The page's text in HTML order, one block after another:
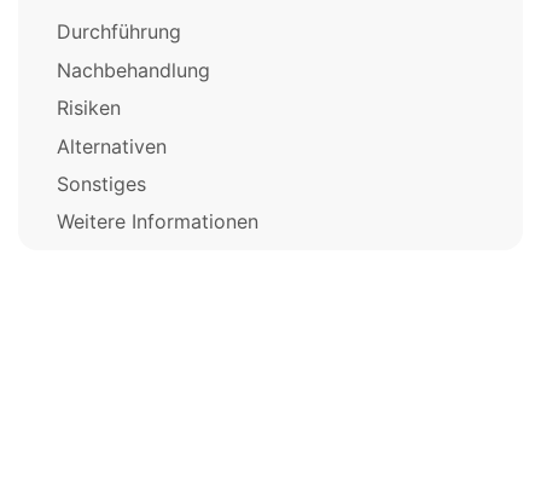
Durchführung
Nachbehandlung
Risiken
Alternativen
Sonstiges
Weitere Informationen